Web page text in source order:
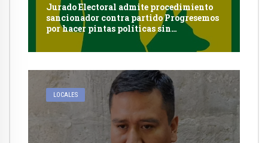
Jurado Electoral admite procedimiento
sancionador contra partido Progresemos
por hacer pintas políticas sin
autorización en Cayma
LOCALES